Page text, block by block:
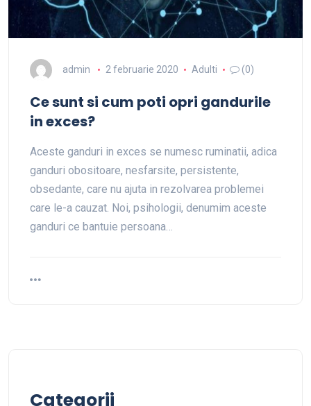
admin 2 februarie 2020 Adulti (0)
Ce sunt si cum poti opri gandurile
in exces?
Aceste ganduri in exces se numesc ruminatii, adica
ganduri obositoare, nesfarsite, persistente,
obsedante, care nu ajuta in rezolvarea problemei
care le-a cauzat. Noi, psihologii, denumim aceste
ganduri ce bantuie persoana…
Categorii